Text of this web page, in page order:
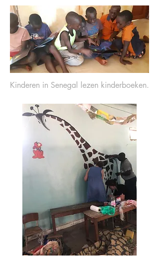
Kinderen in Senegal lezen kinderboeken.